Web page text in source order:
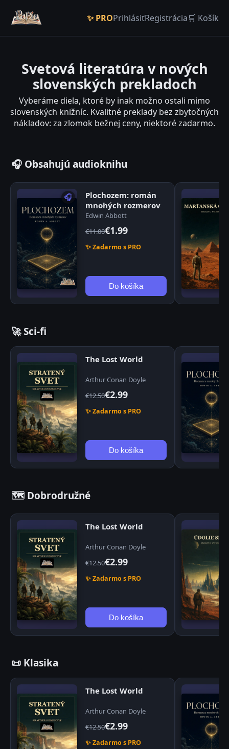
✨ PROPrihlásiťRegistrácia🛒 Košík
Svetová literatúra v nových
slovenských prekladoch
Vyberáme diela, ktoré by inak možno ostali mimo
slovenských knižníc. Kvalitné preklady bez zbytočných
nákladov: za zlomok bežnej ceny, niektoré zadarmo.
🎧 Obsahujú audioknihu
🎧
Plochozem: román
mnohých rozmerov
Edwin Abbott
€11.00€1.99
✨ Zadarmo s PRO
Do košíka
🚀 Sci-fi
The Lost World
Arthur Conan Doyle
€12.50€2.99
✨ Zadarmo s PRO
Do košíka
🗺️ Dobrodružné
The Lost World
Arthur Conan Doyle
€12.50€2.99
✨ Zadarmo s PRO
Do košíka
📜 Klasika
The Lost World
Arthur Conan Doyle
€12.50€2.99
✨ Zadarmo s PRO